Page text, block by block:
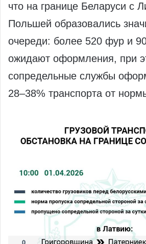
что на границе Беларуси с
Польшей образовались
очереди: более 520 фур и
ожидают оформления, при
сопредельные службы
28–38% транспорта от